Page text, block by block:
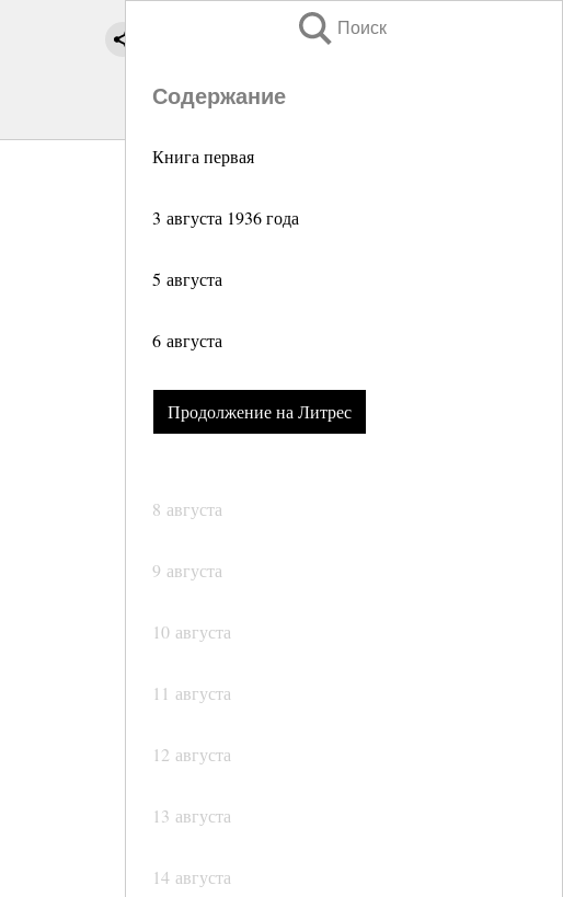
Поиск
Содержание
Книга первая
3 августа 1936 года
5 августа
6 августа
Продолжение на Литрес
8 августа
9 августа
10 августа
11 августа
12 августа
13 августа
14 августа